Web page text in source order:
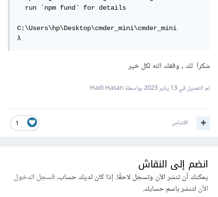
  run `npm fund` for details
C:\Users\hp\Desktop\cmder_mini\cmder_mini
شكراَ لك , وفقك الله لكل خير
تم التعديل في13 يناير 2023 بواسطة Hadi Hasan
1 اقتباس
انضم إلى النقاش
يمكنك أن تنشر الآن وتسجل لاحقًا. إذا كان لديك حساب،فسجل الدخول
الآنلتنشر باسم حسابك.